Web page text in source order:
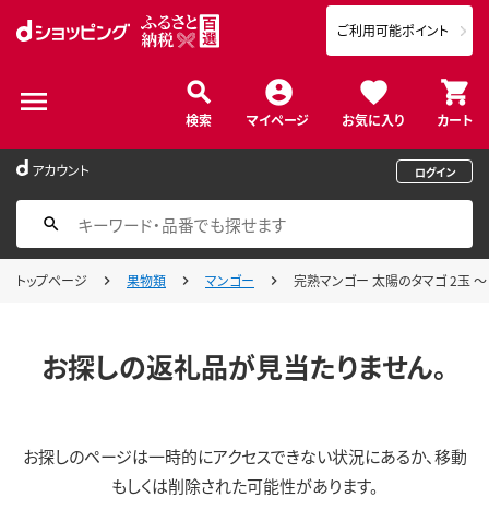
検索 マイページ お気に入り カート
ご利用可能ポイント
アカウント ログイン
トップページ 果物類 マンゴー 完熟マンゴー 太陽のタマゴ 2玉
お探しの返礼品が見当たりません。
お探しのページは一時的にアクセスできない状況にあるか、移動
もしくは削除された可能性があります。